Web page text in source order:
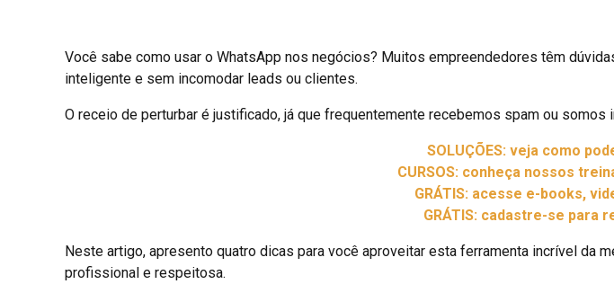
Você sabe como usar o WhatsApp nos negócios? Muitos empreendedores têm
inteligente e sem incomodar leads ou clientes.
O receio de perturbar é justificado, já que frequentemente recebemos spam ou somos
SOLUÇÕES: veja como
CURSOS: conheça nossos
GRÁTIS: acesse e-books,
GRÁTIS: cadastre-se para
Neste artigo, apresento quatro dicas para você aproveitar esta ferramenta incrível da
profissional e respeitosa.